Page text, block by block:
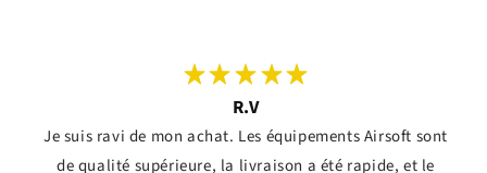
R.V
Je suis ravi de mon achat. Les équipements Airsoft sont
de qualité supérieure, la livraison a été rapide, et le